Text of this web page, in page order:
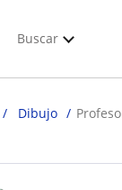
Buscar
Dibujo